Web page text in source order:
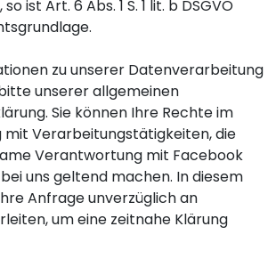
ist Art. 6 Abs. 1 S. 1 lit. b DSGVO
zu unserer Datenverarbeitung
unserer allgemeinen
Sie können Ihre Rechte im
mit Verarbeitungstätigkeiten, die
Verantwortung mit Facebook
uns geltend machen. In diesem
Anfrage unverzüglich an
um eine zeitnahe Klärung